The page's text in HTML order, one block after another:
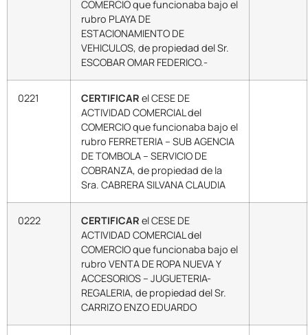
COMERCIO que funcionaba bajo el
rubro PLAYA DE
ESTACIONAMIENTO DE
VEHICULOS, de propiedad del Sr.
ESCOBAR OMAR FEDERICO.-
0221 CERTIFICAR el CESE DE
ACTIVIDAD COMERCIAL del
COMERCIO que funcionaba bajo el
rubro FERRETERIA – SUB AGENCIA
DE TOMBOLA – SERVICIO DE
COBRANZA, de propiedad de la
Sra. CABRERA SILVANA CLAUDIA
0222 CERTIFICAR el CESE DE
ACTIVIDAD COMERCIAL del
COMERCIO que funcionaba bajo el
rubro VENTA DE ROPA NUEVA Y
ACCESORIOS – JUGUETERIA-
REGALERIA, de propiedad del Sr.
CARRIZO ENZO EDUARDO